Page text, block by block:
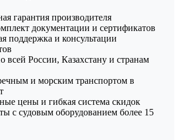
гарантия производителя
документации и сертификатов
поддержка и консультации
всей России, Казахстану и странам
и морским транспортом в
цены и гибкая система скидок
с судовым оборудованием более 15